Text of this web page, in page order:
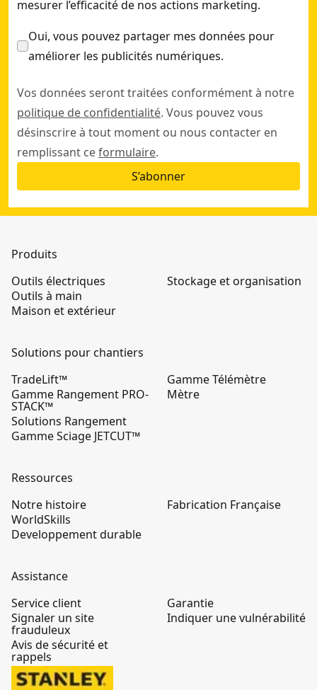
mesurer l’efficacité de nos actions marketing.
Oui, vous pouvez partager mes données pour
améliorer les publicités numériques.
Vos données seront traitées conformément à notre
politique de confidentialité. Vous pouvez vous
désinscrire à tout moment ou nous contacter en
remplissant ceformulaire.
S’abonner
Produits
Outils électriques
Outils à main
Maison et extérieur
Stockage et organisation
Solutions pour chantiers
TradeLift™
Gamme Rangement PRO-
STACK™
Solutions Rangement
Gamme Sciage JETCUT™
Gamme Télémètre
Mètre
Ressources
Notre histoire
WorldSkills
Developpement durable
Fabrication Française
Assistance
Service client
Signaler un site
frauduleux
Avis de sécurité et
rappels
Garantie
Indiquer une vulnérabilité